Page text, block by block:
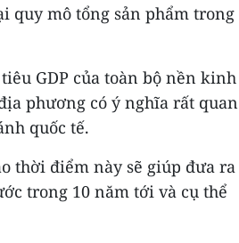
quy mô tổng sản phẩm trong
GDP của toàn bộ nền kinh
phương có ý nghĩa rất quan
quốc tế.
thời điểm này sẽ giúp đưa ra
trong 10 năm tới và cụ thể